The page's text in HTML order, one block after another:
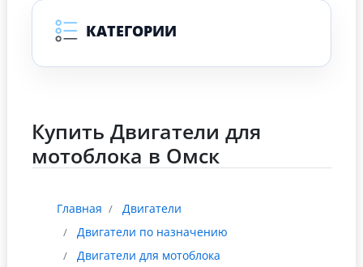
КАТЕГОРИИ
Купить Двигатели для
мотоблока в Омск
Главная
Двигатели
Двигатели по назначению
Двигатели для мотоблока